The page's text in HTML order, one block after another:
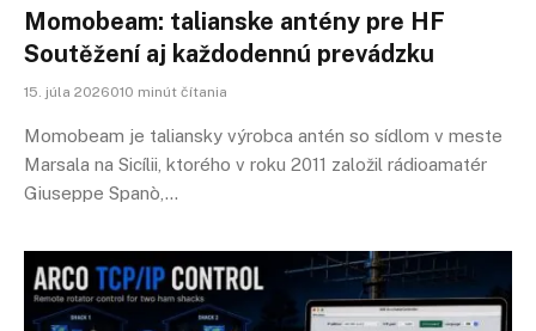
Momobeam: talianske antény pre HF
Soutěžení aj každodennú prevádzku
15. júla 2026010 minút čítania
Momobeam je taliansky výrobca antén so sídlom v meste
Marsala na Sicílii, ktorého v roku 2011 založil rádioamatér
Giuseppe Spanò,…